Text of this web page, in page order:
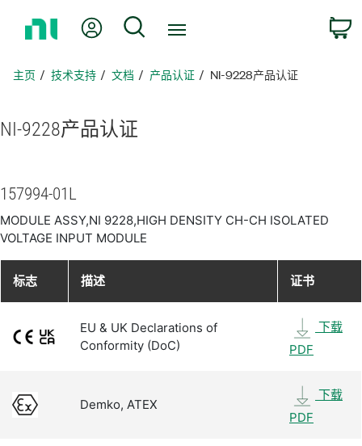
页
我的账户 搜索
主页 技术支持 文档 产品认证 NI-9228产品认证
NI-9228产品认证
157994-01L
MODULE ASSY,NI 9228,HIGH DENSITY CH-CH ISOLATED
VOLTAGE INPUT MODULE
标志 描述 证书
EU & UK Declarations of
Conformity (DoC)
下载
PDF
Demko, ATEX
下载
PDF